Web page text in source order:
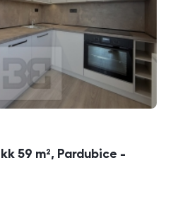
59 m², Pardubice -